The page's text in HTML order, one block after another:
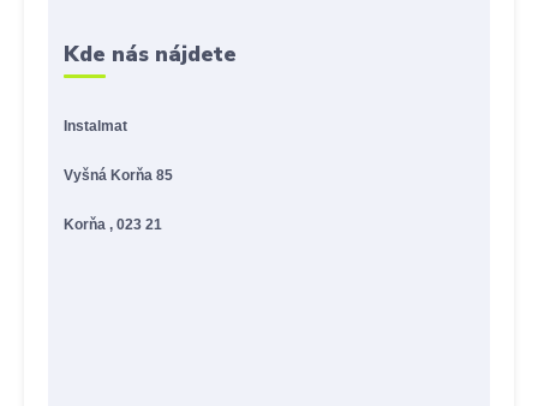
Kde nás nájdete
Instalmat
Vyšná Korňa 85
Korňa , 023 21